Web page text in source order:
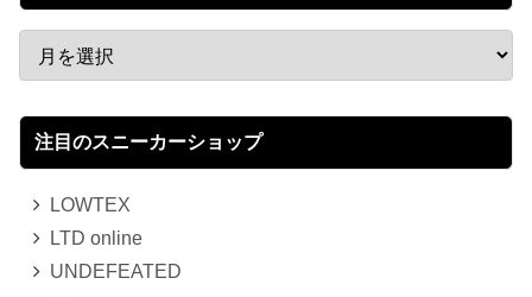
注目のスニーカーショップ
LOWTEX
LTD online
UNDEFEATED